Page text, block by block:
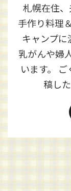
札幌在住、
手作り料理
キャンプに
乳がんや婦
います。
稿し